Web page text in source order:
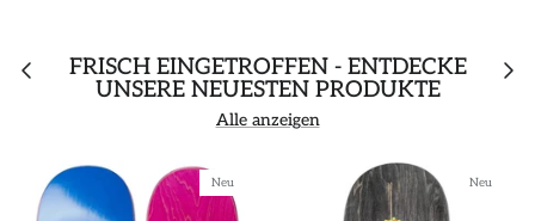
FRISCH EINGETROFFEN - ENTDECKE
UNSERE NEUESTEN PRODUKTE
Alle anzeigen
Neu Neu